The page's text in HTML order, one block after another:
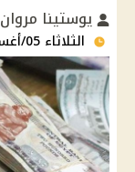
يوستينا مروان
الثلاثاء 05/أغسطس/2025 - 02:00 ص